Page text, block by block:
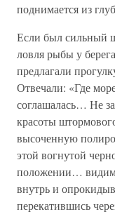
поднимается из
Если был сильный
ловля рыбы у
предлагали
Отвечали: «Где
соглашалась… Не
красоты
высоченную
этой вогнутой
положении… видим,
внутрь и
перекатившись